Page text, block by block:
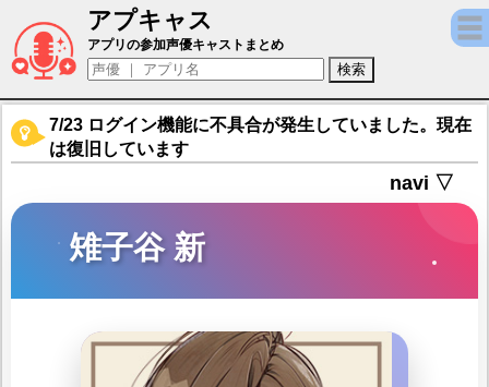
アプキャス
雉子谷 新（声優：西田雅一)【ニル・アドミ
アプリの参加声優キャストまとめ
7/23 ログイン機能に不具合が発生していました。現在
は復旧しています
navi ▽
雉子谷 新